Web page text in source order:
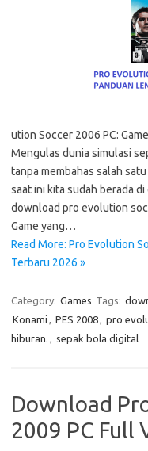
ution Soccer 2006 PC:
Mengulas dunia simulasi
tanpa membahas salah
saat ini kita sudah berada
download pro evolution
Game yang…
Read More: Pro Evolution
Terbaru 2026 »
Category: Games Tags:
Konami , PES 2008, pro
hiburan. , sepak bola digital
Download
2009 PC Full